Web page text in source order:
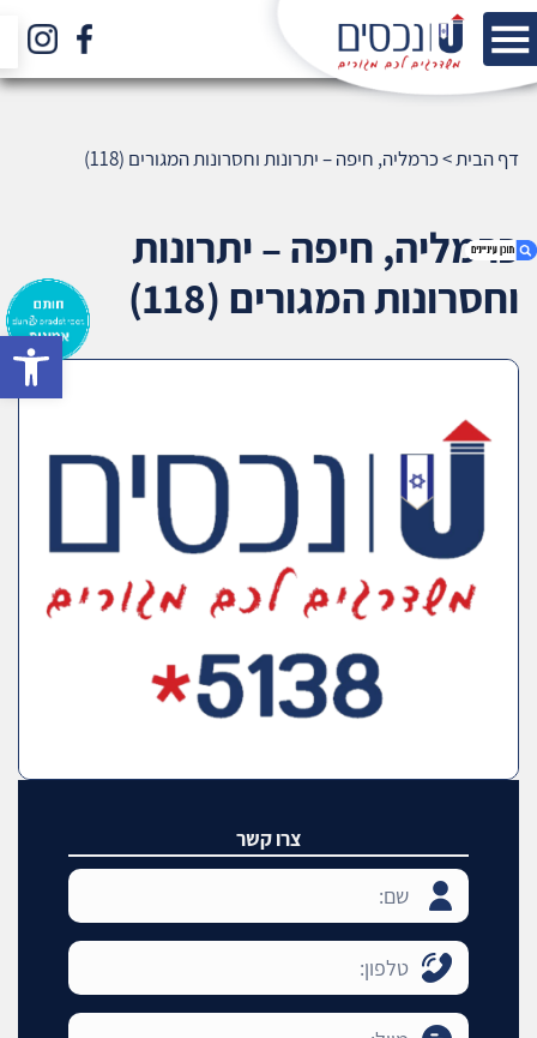
דף הבית>כרמליה, חיפה – יתרונות וחסרונות המגורים (118)
כרמליה, חיפה – יתרונות
וחסרונות המגורים (118)
צרו קשר